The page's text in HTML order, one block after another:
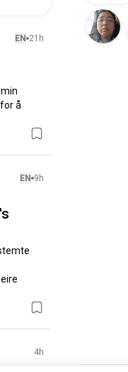
EN 21h
å
EN 9h
4h